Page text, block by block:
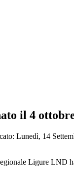
il 4
Lunedì, 14
Ligure LND